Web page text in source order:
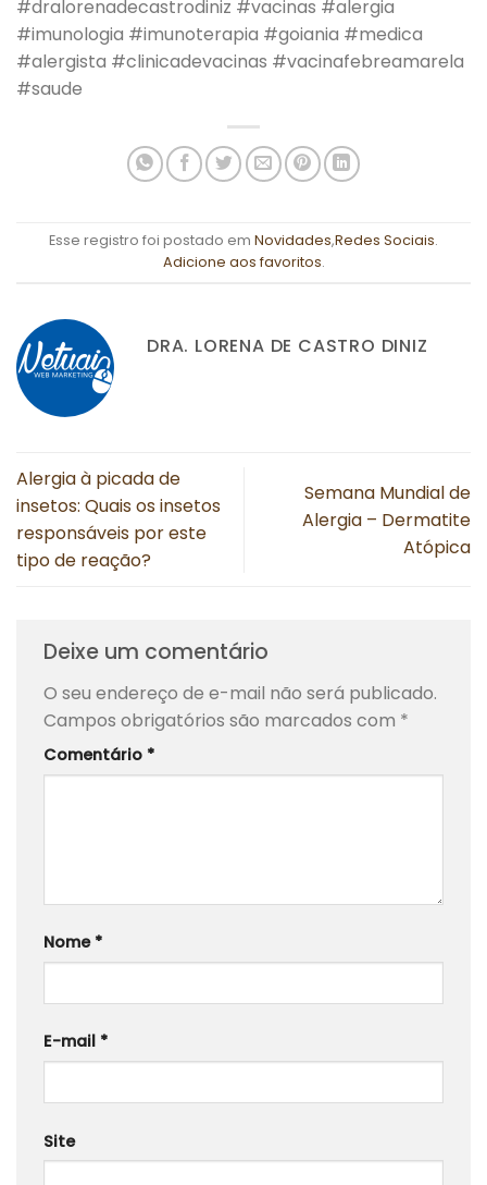
#dralorenadecastrodiniz #vacinas #alergia
#imunologia #imunoterapia #goiania #medica
#alergista #clinicadevacinas #vacinafebreamarela
#saude
Esse registro foi postado em Novidades,Redes Sociais.
Adicione aos favoritos.
DRA. LORENA DE CASTRO DINIZ
Alergia à picada de
insetos: Quais os insetos
responsáveis por este
tipo de reação?
Semana Mundial de
Alergia – Dermatite
Atópica
Deixe um comentário
O seu endereço de e-mail não será publicado.
Campos obrigatórios são marcados com *
Comentário *
Nome *
E-mail *
Site